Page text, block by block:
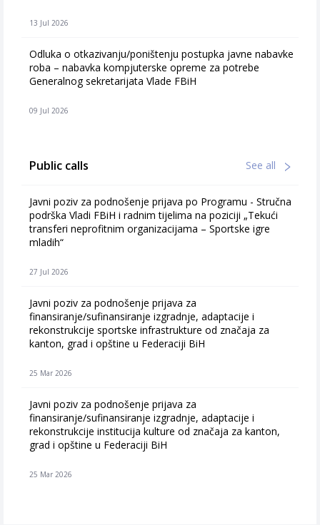
13 Jul 2026
Odluka o otkazivanju/poništenju postupka javne nabavke
roba – nabavka kompjuterske opreme za potrebe
Generalnog sekretarijata Vlade FBiH
09 Jul 2026
Public calls See all
Javni poziv za podnošenje prijava po Programu - Stručna
podrška Vladi FBiH i radnim tijelima na poziciji „Tekući
transferi neprofitnim organizacijama – Sportske igre
mladih“
27 Jul 2026
Javni poziv za podnošenje prijava za
finansiranje/sufinansiranje izgradnje, adaptacije i
rekonstrukcije sportske infrastrukture od značaja za
kanton, grad i opštine u Federaciji BiH
25 Mar 2026
Javni poziv za podnošenje prijava za
finansiranje/sufinansiranje izgradnje, adaptacije i
rekonstrukcije institucija kulture od značaja za kanton,
grad i opštine u Federaciji BiH
25 Mar 2026